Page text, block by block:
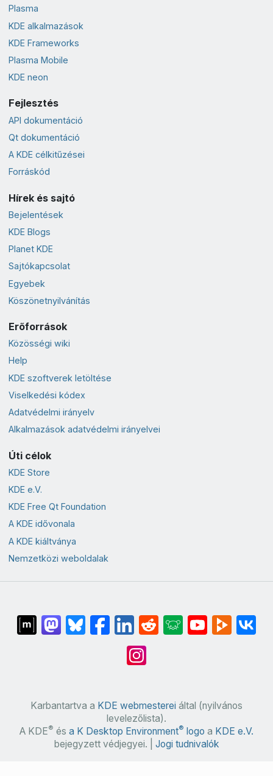
Plasma
KDE alkalmazások
KDE Frameworks
Plasma Mobile
KDE neon
Fejlesztés
API dokumentáció
Qt dokumentáció
A KDE célkitűzései
Forráskód
Hírek és sajtó
Bejelentések
KDE Blogs
Planet KDE
Sajtókapcsolat
Egyebek
Köszönetnyilvánítás
Erőforrások
Közösségi wiki
Help
KDE szoftverek letöltése
Viselkedési kódex
Adatvédelmi irányelv
Alkalmazások adatvédelmi irányelvei
Úti célok
KDE Store
KDE e.V.
KDE Free Qt Foundation
A KDE idővonala
A KDE kiáltványa
Nemzetközi weboldalak
Karbantartva a KDE webmesterei által (nyilvános
levelezőlista).
A KDE® és a K Desktop Environment® logo a KDE e.V.
bejegyzett védjegyei. | Jogi tudnivalók